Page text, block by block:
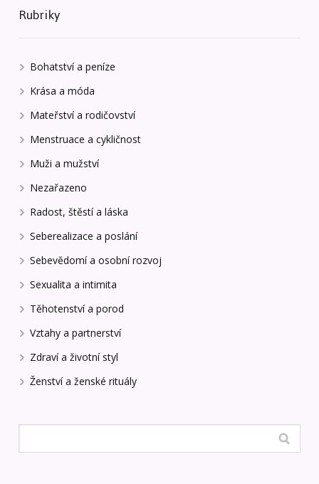
Rubriky
Bohatství a peníze
Krása a móda
Mateřství a rodičovství
Menstruace a cykličnost
Muži a mužství
Nezařazeno
Radost, štěstí a láska
Seberealizace a poslání
Sebevědomí a osobní rozvoj
Sexualita a intimita
Těhotenství a porod
Vztahy a partnerství
Zdraví a životní styl
Ženství a ženské rituály